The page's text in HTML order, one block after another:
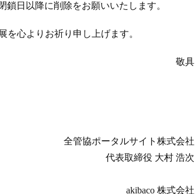
鎖日以降に削除をお願いいたします。
心よりお祈り申し上げます。
敬具
全管協ポータルサイト株式会社
代表取締役 大村 浩次
akibaco 株式会社